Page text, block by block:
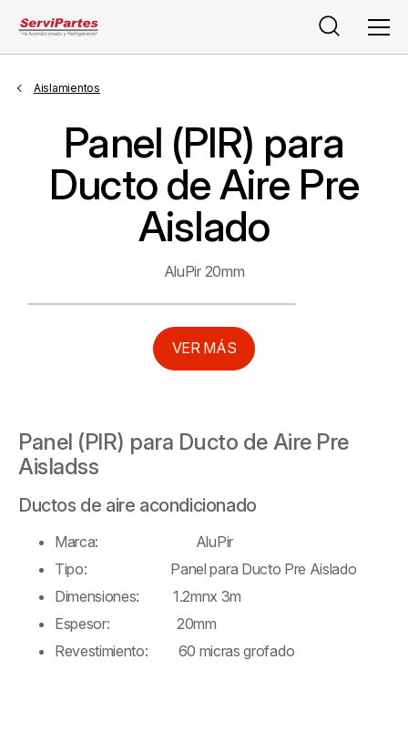
Buscar
Aislamientos
Panel (PIR) para
Ducto de Aire Pre
Aislado
AluPir 20mm
VER MÁS
Panel (PIR) para Ducto de Aire Pre
Aisladss
Ductos de aire acondicionado
Marca: AluPir
Tipo: Panel para Ducto Pre Aislado
Dimensiones: 1.2mnx 3m
Espesor: 20mm
Revestimiento: 60 micras grofado